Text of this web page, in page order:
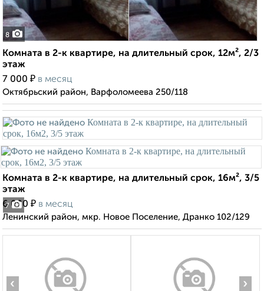
8
Комната в 2-к квартире, на длительный срок, 12м², 2/3
этаж
7 000 ₽ в месяц
Октябрьский район, Варфоломеева 250/118
7
Комната в 2-к квартире, на длительный срок, 16м², 3/5
этаж
6 000 ₽ в месяц
Ленинский район, мкр. Новое Поселение, Дранко 102/129
‹ ›